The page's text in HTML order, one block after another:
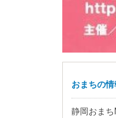
おまちの
静岡おま